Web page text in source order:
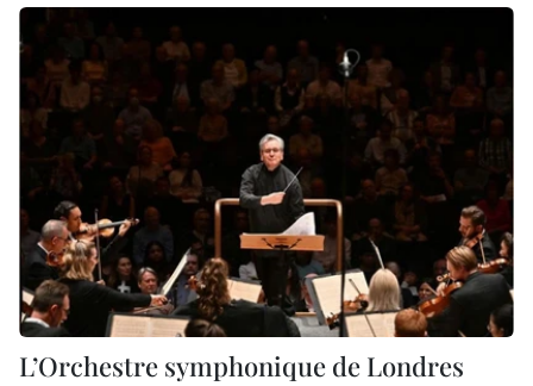
L’Orchestre symphonique de Londres